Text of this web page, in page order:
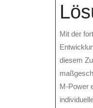
Mit der
diesem
M-Power